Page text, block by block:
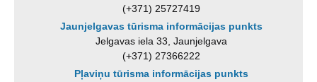
(+371) 25727419
Jaunjelgavas tūrisma informācijas punkts
Jelgavas iela 33, Jaunjelgava
(+371) 27366222
Pļaviņu tūrisma informācijas punkts